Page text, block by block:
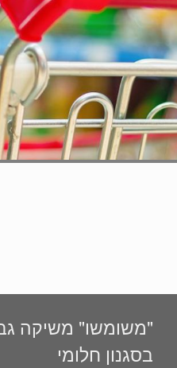
"משומשו" משיקה
בסגנון חלומי